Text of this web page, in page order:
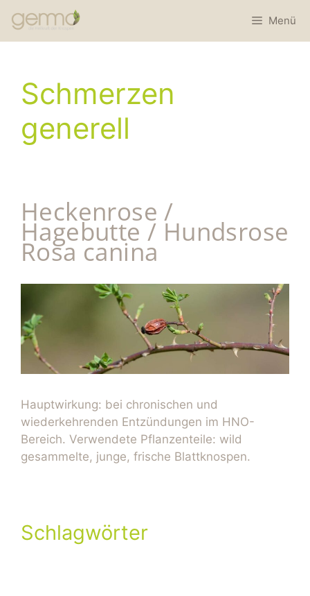
Menü
Schmerzen
generell
Heckenrose /
Hagebutte / Hundsrose
Rosa canina
Hauptwirkung: bei chronischen und
wiederkehrenden Entzündungen im HNO-
Bereich. Verwendete Pflanzenteile: wild
gesammelte, junge, frische Blattknospen.
Schlagwörter